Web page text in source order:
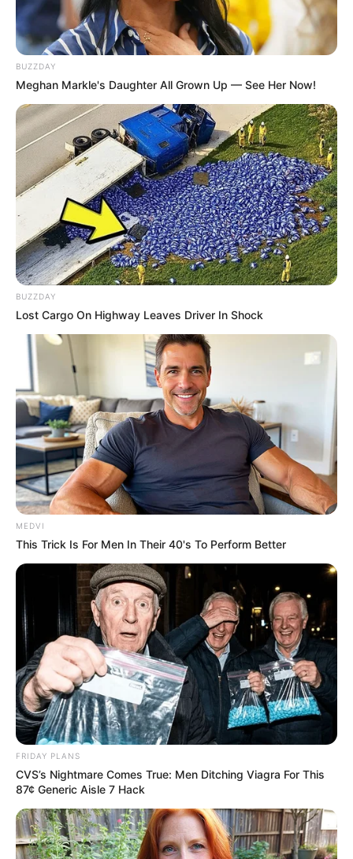
Polícia Militar prende um dos três
ladrões que assaltaram
lanchonete e roubaram arma de
agente
Após buscas, os policiais militares da Força Tática do 32º
BPM/I localizaram a pistola marca Taurus calibre .380 com
dez munições intactas.
Fonte: Redação
CAPTURADO 28/01/2022 Foto: Polícia Militar
ShareFacebookWhatsApp
TelegramMessenger
X
BUZZDAY
Meghan Markle's Daughter All Grown Up — See Her Now!
BUZZDAY
Lost Cargo On Highway Leaves Driver In Shock
MEDVI
This Trick Is For Men In Their 40's To Perform Better
FRIDAY PLANS
CVS’s Nightmare Comes True: Men Ditching Viagra For This
87¢ Generic Aisle 7 Hack